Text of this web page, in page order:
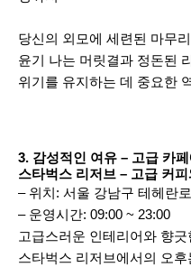
당신의 외모에 세련된 마무
윤기 나는 머릿결과 정돈된
위기를 유지하는 데 중요한
3. 감성적인 여유 – 고급 카
스타벅스 리저브 – 고급 커
– 위치: 서울 강남구 테헤란
– 운영시간: 09:00 ~ 23:00
고급스러운 인테리어와 향
스타벅스 리저브에서의 오후